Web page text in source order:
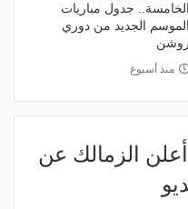
الخامسة.. جدول مباريات
الموسم الجديد من دوري
روشن
منذ أسبوع
الزمالك عن